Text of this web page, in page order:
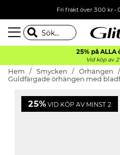
Fri frakt över 300 kr•
25% på ALLA
Vid köp av
Hem Smycken
Örhängen
Guldfärgade örhängen med
25% VID KÖP AV MINST 2